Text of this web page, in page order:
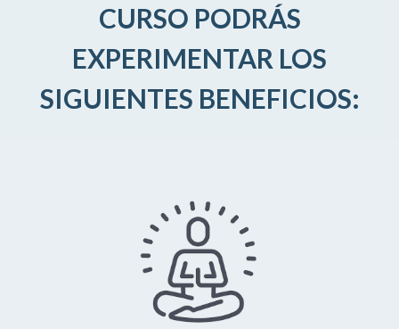
CURSO PODRÁS
EXPERIMENTAR LOS
SIGUIENTES BENEFICIOS: